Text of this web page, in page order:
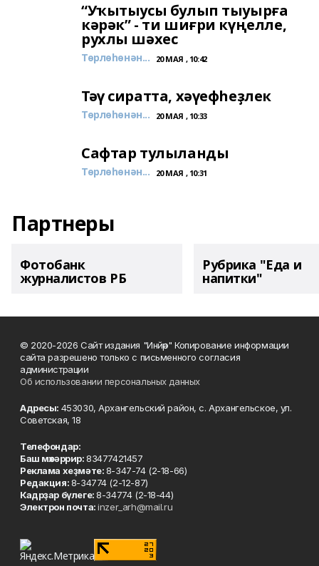
“Уҡытыусы булып тыуырға
кәрәк” - ти шиғри күңелле,
рухлы шәхес
Төрлөһөнән... 20 МАЯ , 10:42
Тәү сиратта, хәүефһеҙлек
Төрлөһөнән... 20 МАЯ , 10:33
Сафтар тулыланды
Төрлөһөнән... 20 МАЯ , 10:31
Партнеры
Фотобанк
журналистов РБ
Рубрика "Еда и
напитки"
© 2020-2026 Сайт издания "Инйәр" Копирование информации
сайта разрешено только с письменного согласия
администрации
Об использовании персональных данных
Адресы: 453030, Архангельский район, с. Архангельское, ул.
Советская, 18
Телефондар:
Баш мөхәррир:83477421457
Реклама хеҙмәте:8-347-74 (2-18-66)
Редакция:8-34774 (2-12-87)
Кадрҙар бүлеге:8-34774 (2-18-44)
Электрон почта:inzer_arh@mail.ru